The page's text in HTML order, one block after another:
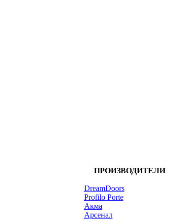
ПРОИЗВОДИТЕЛИ
DreamDoors
Profilo Porte
Акма
Арсенал